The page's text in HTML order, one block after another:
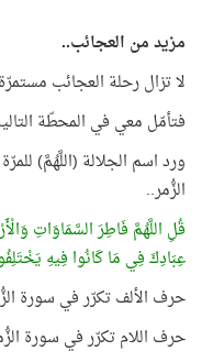
مزيد من العجائب..
لا تزال رحلة العجائب
فتأمّل معي في المحطّة
ورد اسم الجلالة (اللَّهُمَّ)
الزُّمر..
قُلِ اللَّهُمَّ فَاطِرَ السَّمَاوَاتِ
عِبَادِكَ فِي مَا كَانُوا فِيهِ
حرف الألف تكرّر في سورة الزُّمر 819
حرف اللام تكرّر في سورة الزُّمر 626